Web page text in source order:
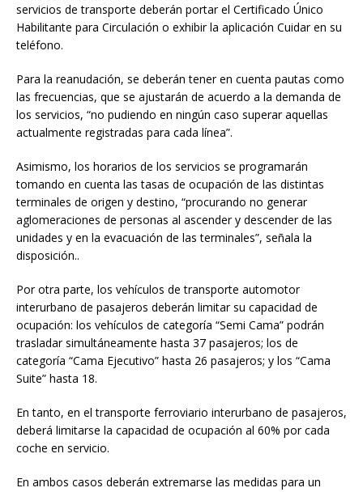
servicios de transporte deberán portar el Certificado Único
Habilitante para Circulación o exhibir la aplicación Cuidar en su
teléfono.
Para la reanudación, se deberán tener en cuenta pautas como
las frecuencias, que se ajustarán de acuerdo a la demanda de
los servicios, “no pudiendo en ningún caso superar aquellas
actualmente registradas para cada línea”.
Asimismo, los horarios de los servicios se programarán
tomando en cuenta las tasas de ocupación de las distintas
terminales de origen y destino, “procurando no generar
aglomeraciones de personas al ascender y descender de las
unidades y en la evacuación de las terminales”, señala la
disposición..
Por otra parte, los vehículos de transporte automotor
interurbano de pasajeros deberán limitar su capacidad de
ocupación: los vehículos de categoría “Semi Cama” podrán
trasladar simultáneamente hasta 37 pasajeros; los de
categoría “Cama Ejecutivo” hasta 26 pasajeros; y los “Cama
Suite” hasta 18.
En tanto, en el transporte ferroviario interurbano de pasajeros,
deberá limitarse la capacidad de ocupación al 60% por cada
coche en servicio.
En ambos casos deberán extremarse las medidas para un